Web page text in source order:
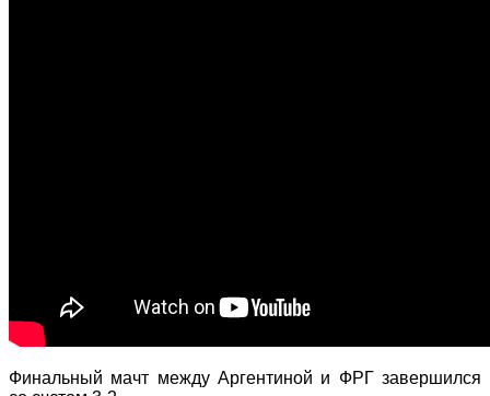
Финальный мачт между Аргентиной и ФРГ завершился